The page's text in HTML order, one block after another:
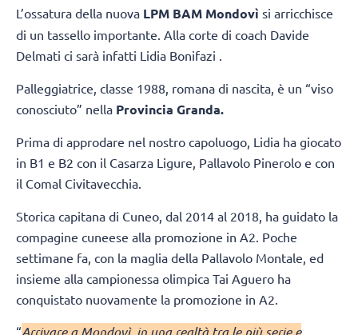
L’ossatura della nuova LPM BAM Mondovì si arricchisce
di un tassello importante. Alla corte di coach Davide
Delmati ci sarà infatti Lidia Bonifazi .
Palleggiatrice, classe 1988, romana di nascita, è un “viso
conosciuto” nella Provincia Granda.
Prima di approdare nel nostro capoluogo, Lidia ha giocato
in B1 e B2 con il Casarza Ligure, Pallavolo Pinerolo e con
il Comal Civitavecchia.
Storica capitana di Cuneo, dal 2014 al 2018, ha guidato la
compagine cuneese alla promozione in A2. Poche
settimane fa, con la maglia della Pallavolo Montale, ed
insieme alla campionessa olimpica Tai Aguero ha
conquistato nuovamente la promozione in A2.
“Arrivare a Mondovì, in una realtà tra le più serie e